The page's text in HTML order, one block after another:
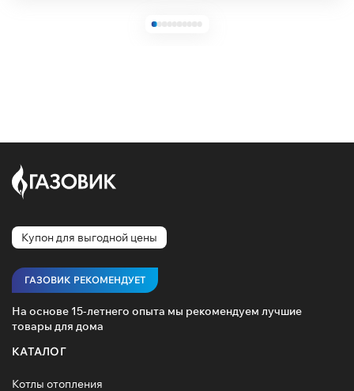
Купон для выгодной цены
ГАЗОВИК РЕКОМЕНДУЕТ
На основе 15-летнего опыта мы рекомендуем лучшие
товары для дома
КАТАЛОГ
Котлы отопления